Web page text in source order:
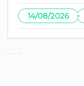
14/08/2026 ·